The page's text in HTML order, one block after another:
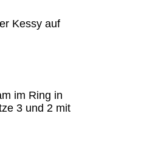
Kessy auf
im Ring in
3 und 2 mit